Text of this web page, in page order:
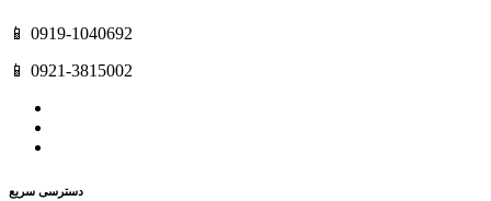
📱 0919-1040692
📱 0921-3815002
دسترسی سریع